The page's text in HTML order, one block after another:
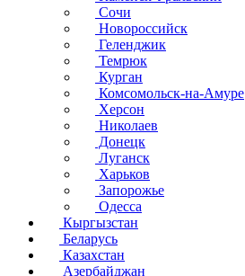
Сочи
Новороссийск
Геленджик
Темрюк
Курган
Комсомольск-на-Амуре
Херсон
Николаев
Донецк
Луганск
Харьков
Запорожье
Одесса
Кыргызстан
Беларусь
Казахстан
Азербайджан